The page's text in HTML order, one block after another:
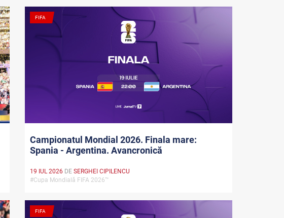
FIFA
Campionatul Mondial 2026. Finala mare:
Spania - Argentina. Avancronică
19 IUL 2026 DESERGHEI CIPILENCU
#Cupa Mondială FIFA 2026™
FIFA